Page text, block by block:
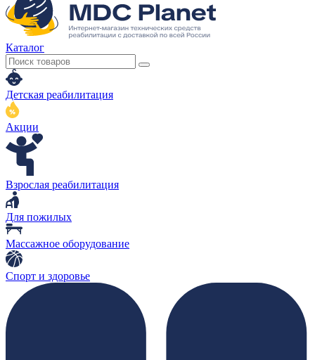
Каталог
Детская реабилитация
Акции
Взрослая реабилитация
Для пожилых
Массажное оборудование
Спорт и здоровье